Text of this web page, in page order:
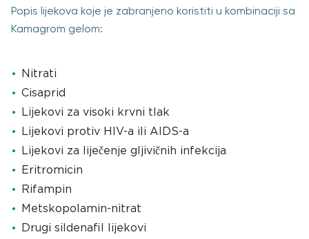
Popis lijekova koje je zabranjeno koristiti u kombinaciji sa
Kamagrom gelom:
Nitrati
Cisaprid
Lijekovi za visoki krvni tlak
Lijekovi protiv HIV-a ili AIDS-a
Lijekovi za liječenje gljivičnih infekcija
Eritromicin
Rifampin
Metskopolamin-nitrat
Drugi sildenafil lijekovi